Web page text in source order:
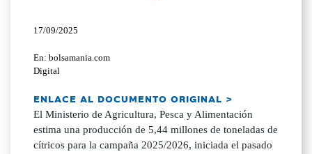
17/09/2025
En: bolsamania.com
Digital
ENLACE AL DOCUMENTO ORIGINAL >
El Ministerio de Agricultura, Pesca y Alimentación
estima una producción de 5,44 millones de toneladas de
cítricos para la campaña 2025/2026, iniciada el pasado